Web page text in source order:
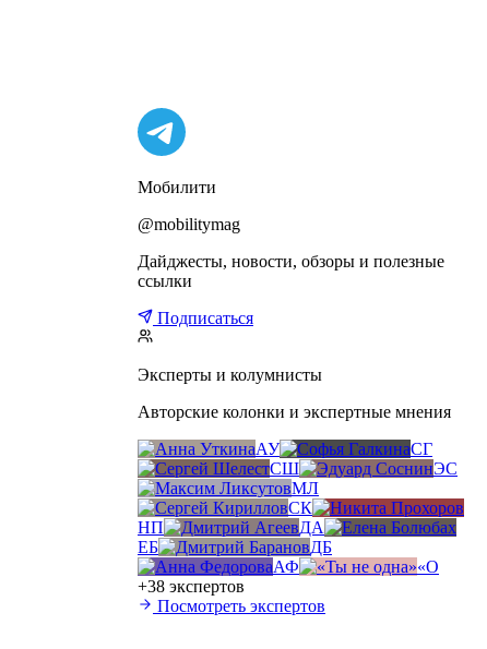
Мобилити
@mobilitymag
Дайджесты, новости, обзоры и полезные
ссылки
Подписаться
Эксперты и колумнисты
Авторские колонки и экспертные мнения
АУ
СГ
СШ
ЭС
МЛ
СК
НП
ДА
ЕБ
ДБ
АФ
«О
+38 экспертов
Посмотреть экспертов